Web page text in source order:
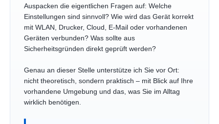
Auspacken die eigentlichen Fragen auf: Welche
Einstellungen sind sinnvoll? Wie wird das Gerät korrekt
mit WLAN, Drucker, Cloud, E-Mail oder vorhandenen
Geräten verbunden? Was sollte aus
Sicherheitsgründen direkt geprüft werden?
Genau an dieser Stelle unterstütze ich Sie vor Ort:
nicht theoretisch, sondern praktisch – mit Blick auf Ihre
vorhandene Umgebung und das, was Sie im Alltag
wirklich benötigen.